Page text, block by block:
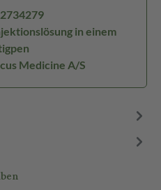
in einem
Medicine A/S